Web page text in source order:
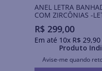
ANEL LETRA
COM ZIRCÔNIAS -
R$ 299,00
Em até 10x R$ 29,90
Produto
Avise-me quando